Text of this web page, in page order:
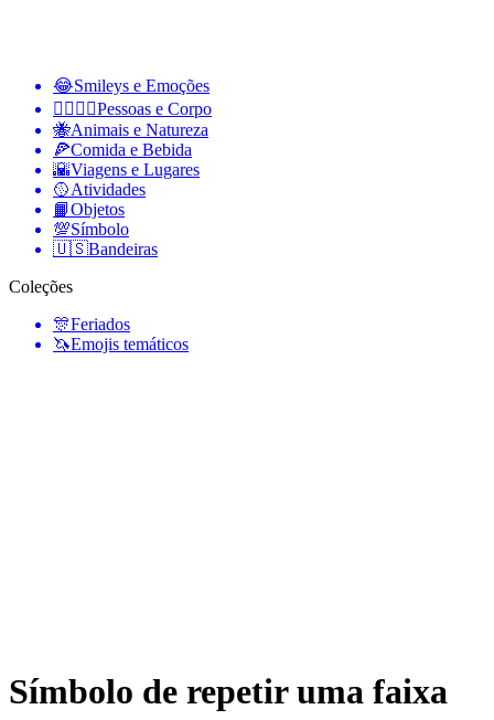
😂Smileys e Emoções
👩‍❤️‍💋‍👨Pessoas e Corpo
🐝Animais e Natureza
🍕Comida e Bebida
🌇Viagens e Lugares
🥎Atividades
📙Objetos
💯Símbolo
🇺🇸Bandeiras
Coleções
🎊Feriados
🦄Emojis temáticos
Símbolo de repetir uma faixa